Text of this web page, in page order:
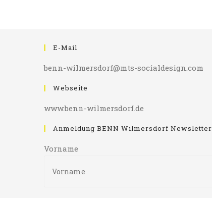
E-Mail
benn-wilmersdorf@mts-socialdesign.com
Webseite
www.benn-wilmersdorf.de
Anmeldung BENN Wilmersdorf Newsletter
Vorname